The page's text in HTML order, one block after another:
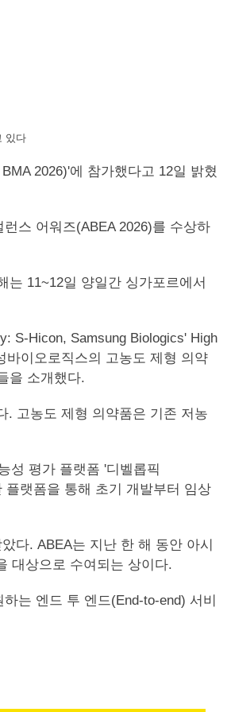
있다
2026)'에 참가했다고 12일 밝혔
스 어워즈(ABEA 2026)를 수상하
는 11~12일 양일간 싱가포르에서
S-Hicon, Samsung Biologics' High
바이오로직스의 고농도 제형 의약
을 소개했다.
. 고농도 제형 의약품은 기존 저농
성 평가 플랫폼 '디벨롭픽
랫폼을 통해 초기 개발부터 임상
다. ABEA는 지난 한 해 동안 아시
대상으로 수여되는 상이다.
는 엔드 투 엔드(End-to-end) 서비